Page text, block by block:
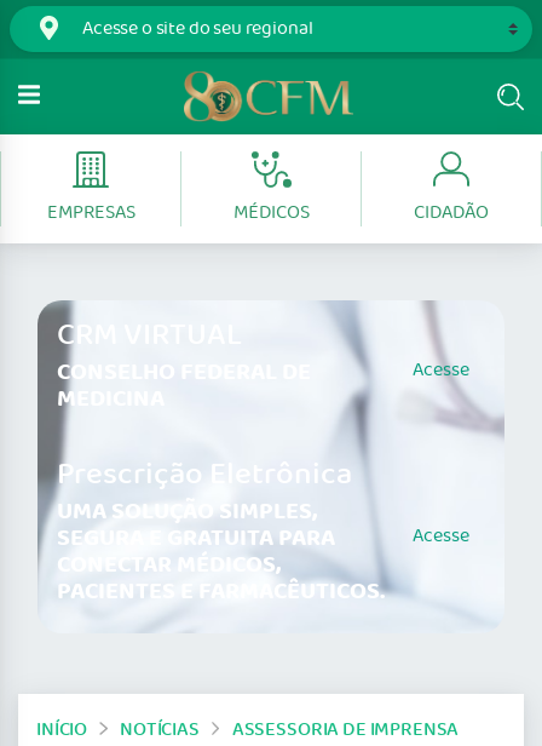
EMPRESAS MÉDICOS CIDADÃO
CRM VIRTUAL
CONSELHO FEDERAL DE
MEDICINA
Acesse
Prescrição Eletrônica
UMA SOLUÇÃO SIMPLES,
SEGURA E GRATUITA PARA
CONECTAR MÉDICOS,
PACIENTES E FARMACÊUTICOS.
Acesse
INÍCIO NOTÍCIAS
ASSESSORIA DE IMPRENSA